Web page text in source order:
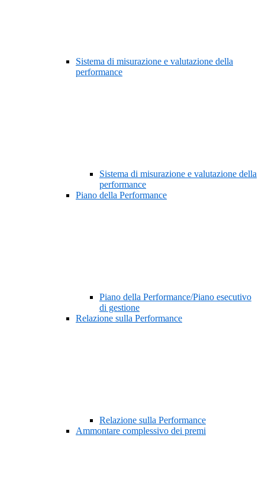
Sistema di misurazione e valutazione della
performance
Sistema di misurazione e valutazione della
performance
Piano della Performance
Piano della Performance/Piano esecutivo
di gestione
Relazione sulla Performance
Relazione sulla Performance
Ammontare complessivo dei premi